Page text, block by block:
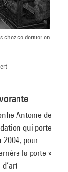
chez ce dernier en
Antoine de
qui porte
2004, pour
la porte »